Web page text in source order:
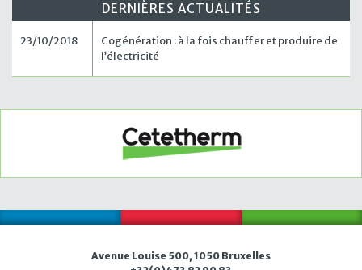
DERNIÈRES ACTUALITÉS
23/10/2018
Cogénération : à la fois chauffer et produire de
l’électricité
Avenue Louise 500, 1050 Bruxelles